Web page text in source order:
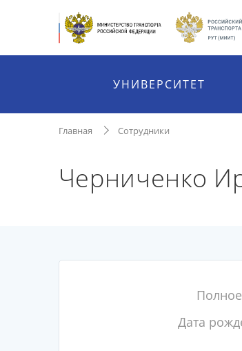
УНИВЕРСИТЕТ
Главная Сотрудники
Черниченко
Дата